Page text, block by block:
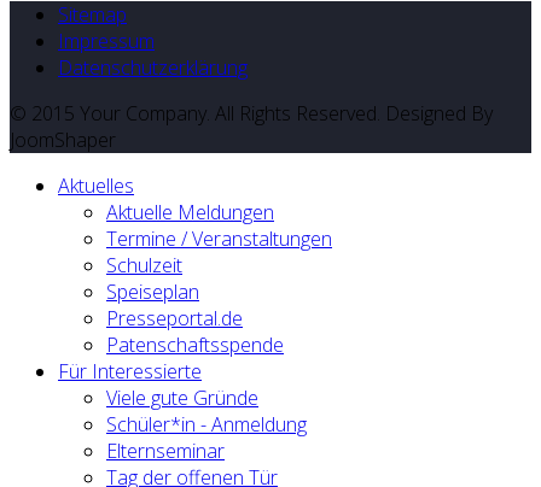
Sitemap
Impressum
Datenschutzerklärung
© 2015 Your Company. All Rights Reserved. Designed By
JoomShaper
Aktuelles
Aktuelle Meldungen
Termine / Veranstaltungen
Schulzeit
Speiseplan
Presseportal.de
Patenschaftsspende
Für Interessierte
Viele gute Gründe
Schüler*in - Anmeldung
Elternseminar
Tag der offenen Tür